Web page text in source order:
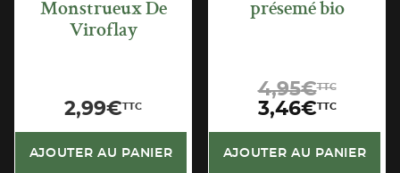
Monstrueux De
Viroflay
2,99€TTC
AJOUTER AU PANIER
présemé bio
4,95€TTC
3,46€TTC
AJOUTER AU PANIER